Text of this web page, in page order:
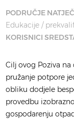
PODRUČJE
Edukacije /
KORISNICI
Cilj ovog Poziva
pružanje potpore
obliku dodjele
provedbu
gospodarenju